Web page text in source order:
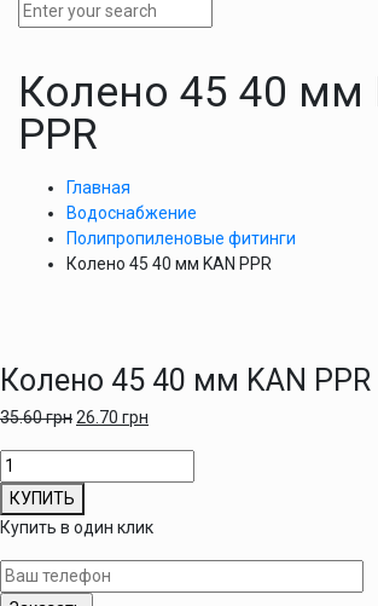
Колено 45 40 мм
PPR
Главная
Водоснабжение
Полипропиленовые фитинги
Колено 45 40 мм KAN PPR
Колено 45 40 мм KAN PPR
35.60грн26.70 грн
Количество
товара
Колено
45
40
мм
КУПИТЬ
Купить в один клик